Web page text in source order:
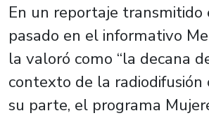
En un reportaje transmitido
pasado en el informativo
la valoró como “la decana
contexto de la
su parte, el programa